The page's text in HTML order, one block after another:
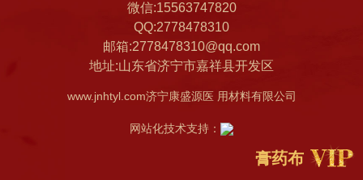
微信:15563747820
QQ:2778478310
邮箱:2778478310@qq.com
地址:山东省济宁市嘉祥县开发区
www.jnhtyl.com济宁康盛源医 用材料有限公司
网站化技术支持：
膏药布